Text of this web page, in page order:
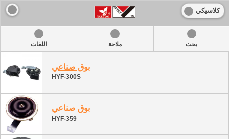
كلاسيكي
اللغات ملاحة بحث
بوق صناعي
HYF-300S
بوق صناعي
HYF-359